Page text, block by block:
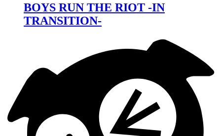
BOYS RUN THE RIOT -IN
TRANSITION-